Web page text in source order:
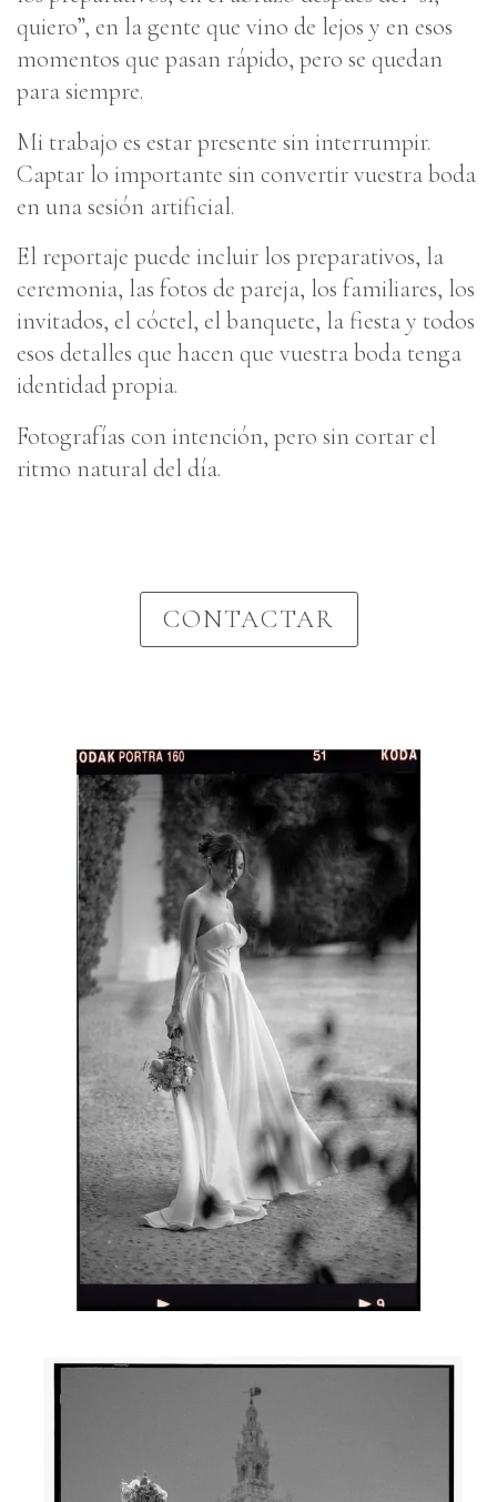
quiero”, en la gente que vino de lejos y en esos
momentos que pasan rápido, pero se quedan
para siempre.
Mi trabajo es estar presente sin interrumpir.
Captar lo importante sin convertir vuestra boda
en una sesión artificial.
El reportaje puede incluir los preparativos, la
ceremonia, las fotos de pareja, los familiares, los
invitados, el cóctel, el banquete, la fiesta y todos
esos detalles que hacen que vuestra boda tenga
identidad propia.
Fotografías con intención, pero sin cortar el
ritmo natural del día.
CONTACTAR